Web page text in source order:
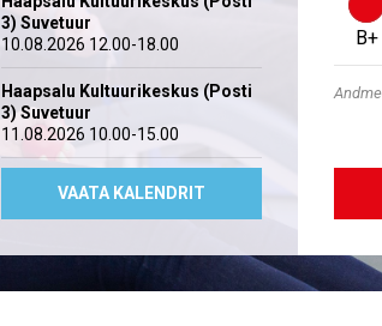
3) Suvetuur
10.08.2026 12.00-18.00
Haapsalu Kultuurikeskus (Posti
3) Suvetuur
11.08.2026 10.00-15.00
VAATA KALENDRIT
B+